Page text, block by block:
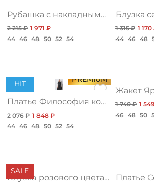
Рубашка с накладными карманами из вельвета
2 215 ₽ 1 971 ₽
44 46 48 50 52 54
1 315 ₽ 1
44 46 48
HIT PREMIUM
Платье Философия комфорта, графит
2 076 ₽ 1 848 ₽
44 46 48 50 52 54
1 740 ₽ 1
46 48 50
SALE
Блузка розового цвета с жабо